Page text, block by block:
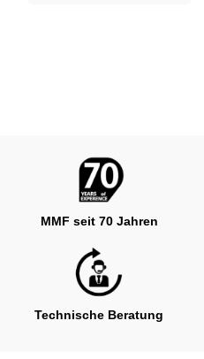
MMF seit 70 Jahren
Technische Beratung